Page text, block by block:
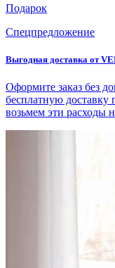
Подарок
Спецпредложение
Выгодная доставка от
Оформите заказ без
бесплатную
возьмем эти расходы